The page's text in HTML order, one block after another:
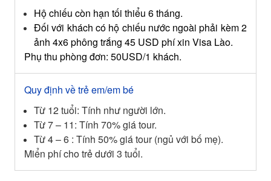
Hộ chiếu còn hạn tối thiểu 6 tháng.
Đối với khách có hộ chiếu nước ngoài phải kèm 2
ảnh 4x6 phông trắng 45 USD phí xin Visa Lào.
Phụ thu phòng đơn: 50USD/1 khách.
Quy định về trẻ em/em bé
Từ 12 tuổi: Tính như người lớn.
Từ 7 – 11: Tính 70% giá tour.
Từ 4 – 6 : Tính 50% giá tour (ngủ với bố mẹ).
Miển phí cho trẻ dưới 3 tuổi.